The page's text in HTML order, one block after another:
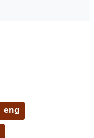
eng